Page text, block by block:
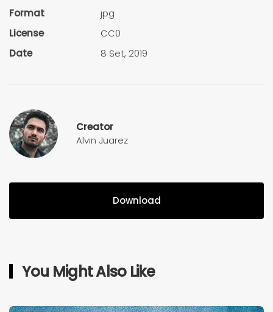
Format
jpg
License
CC0
Date
8 Set, 2019
Creator
Alvin Juarez
Download
You Might Also Like